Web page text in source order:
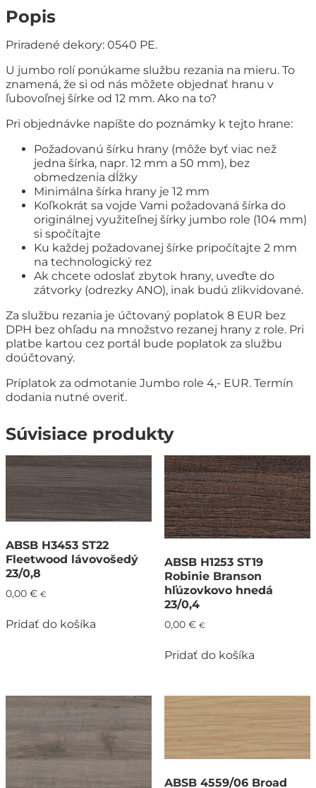
Popis
Priradené dekory: 0540 PE.
U jumbo rolí ponúkame službu rezania na mieru. To
znamená, že si od nás môžete objednať hranu v
ľubovoľnej šírke od 12 mm. Ako na to?
Pri objednávke napíšte do poznámky k tejto hrane:
Požadovanú šírku hrany (môže byť viac než
jedna šírka, napr. 12 mm a 50 mm), bez
obmedzenia dĺžky
Minimálna šírka hrany je 12 mm
Koľkokrát sa vojde Vami požadovaná šírka do
originálnej využiteľnej šírky jumbo role (104 mm)
si spočítajte
Ku každej požadovanej šírke pripočítajte 2 mm
na technologický rez
Ak chcete odoslať zbytok hrany, uveďte do
zátvorky (odrezky ANO), inak budú zlikvidované.
Za službu rezania je účtovaný poplatok 8 EUR bez
DPH bez ohľadu na množstvo rezanej hrany z role. Pri
platbe kartou cez portál bude poplatok za službu
doúčtovaný.
Príplatok za odmotanie Jumbo role 4,- EUR. Termín
dodania nutné overiť.
Súvisiace produkty
ABSB H3453 ST22
Fleetwood lávovošedý
23/0,8
0,00 € €
Pridať do košíka
ABSB H1253 ST19
Robinie Branson
hľúzovkovo hnedá
23/0,4
0,00 € €
Pridať do košíka
ABSB 4559/06 Broad